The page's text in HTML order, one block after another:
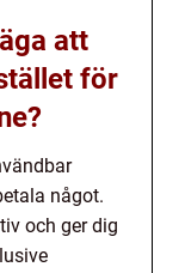
att
för
något.
och ger dig